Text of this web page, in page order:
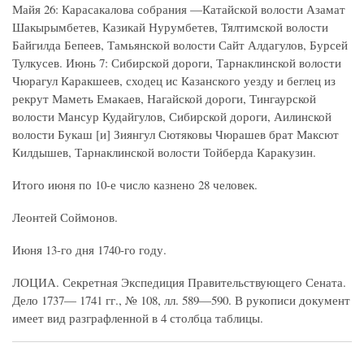
Майя 26: Карасакалова собрания —Катайской волости Азамат
Шакырымбетев, Казикай Нурумбетев, Тялтимской волости
Байгилда Бепеев, Тамьянской волости Сайт Алдагулов, Бурсей
Тулкусев. Июнь 7: Сибирской дороги, Тарнаклинской волости
Чюрагул Каракшеев, сходец ис Казанского уезду и беглец из
рекрут Маметь Емакаев, Нагайской дороги, Тингаурской
волости Мансур Кудайгулов, Сибирской дороги, Аилинской
волости Букаш [и] Зиянгул Сютяковы Чюрашев брат Максют
Килдышев, Тарнаклинской волости Тойберда Каракузин.
Итого июня по 10-е число казнено 28 человек.
Леонтей Соймонов.
Июня 13-го дня 1740-го году.
ЛОЦИА. Секретная Экспедиция Правительствующего Сената.
Дело 1737— 1741 гг., № 108, лл. 589—590. В рукописи документ
имеет вид разграфленной в 4 столбца таблицы.